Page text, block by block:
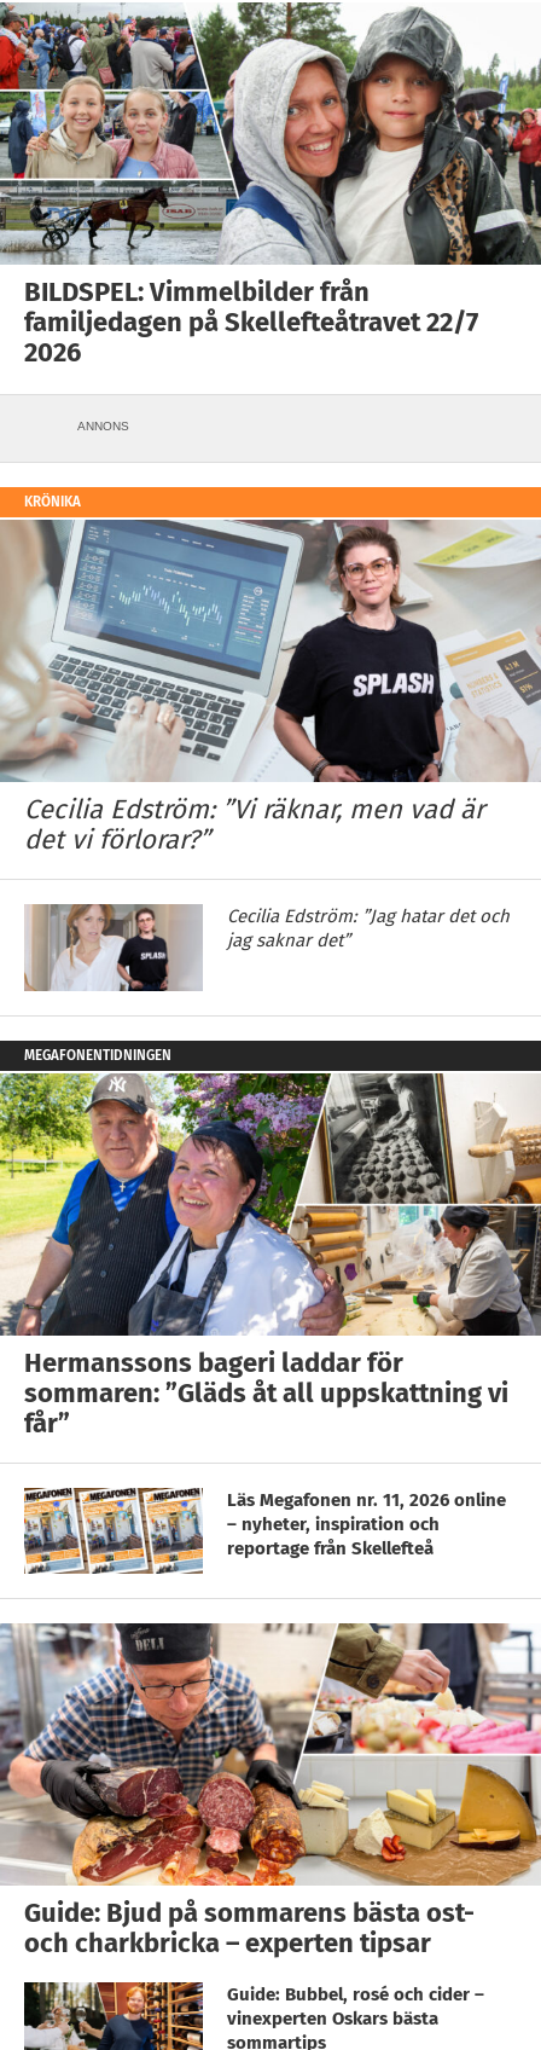
BILDSPEL: Vimmelbilder från
familjedagen på Skellefteåtravet 22/7
2026
ANNONS
KRÖNIKA
Cecilia Edström: ”Vi räknar, men vad är
det vi förlorar?”
Cecilia Edström: ”Jag hatar det och
jag saknar det”
MEGAFONENTIDNINGEN
Hermanssons bageri laddar för
sommaren: ”Gläds åt all uppskattning vi
får”
Läs Megafonen nr. 11, 2026 online
– nyheter, inspiration och
reportage från Skellefteå
Guide: Bjud på sommarens bästa ost-
och charkbricka – experten tipsar
Guide: Bubbel, rosé och cider –
vinexperten Oskars bästa
sommartips